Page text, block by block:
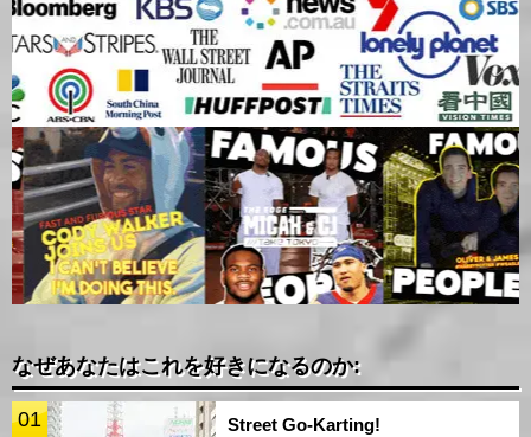
なぜあなたはこれを好きになるのか:
01 Street Go-Karting!